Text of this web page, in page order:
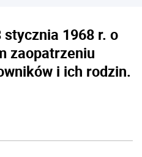
1968 r. o
zaopatrzeniu
i ich rodzin.